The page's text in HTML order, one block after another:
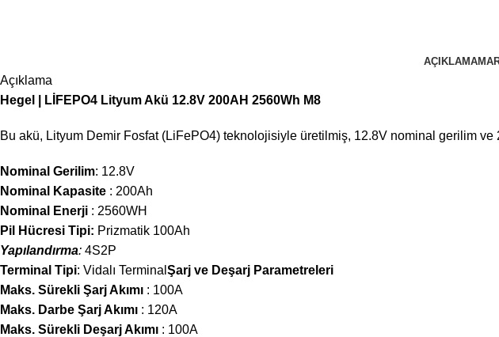
AÇIKLAMA
Açıklama
Hegel | LİFEPO4 Lityum Akü 12.8V 200AH 2560Wh M8
Bu akü, Lityum Demir Fosfat (LiFePO4) teknolojisiyle üretilmiş, 12.8V nominal gerilim ve
Nominal Gerilim: 12.8V
Nominal Kapasite : 200Ah
Nominal Enerji : 2560WH
Pil Hücresi Tipi: Prizmatik 100Ah
Yapılandırma: 4S2P
Terminal Tipi: Vidalı Terminal Şarj ve Deşarj Parametreleri
Maks. Sürekli Şarj Akımı : 100A
Maks. Darbe Şarj Akımı : 120A
Maks. Sürekli Deşarj Akımı : 100A